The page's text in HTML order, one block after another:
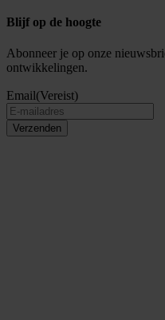
Blijf op de hoogte
Abonneer je op onze
ontwikkelingen.
Email(Vereist)
Verzenden